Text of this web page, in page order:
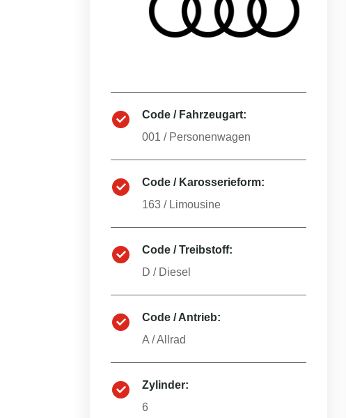
Code / Fahrzeugart:
001 / Personenwagen
Code / Karosserieform:
163 / Limousine
Code / Treibstoff:
D / Diesel
Code / Antrieb:
A /Allrad
Zylinder:
6